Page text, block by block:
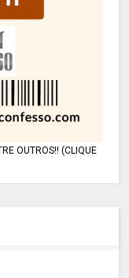
OUTROS!! (CLIQUE